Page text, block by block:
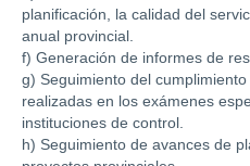
planificación, la calidad del
anual provincial.
f) Generación de informes de
g) Seguimiento del
realizadas en los exámenes
instituciones de control.
h) Seguimiento de avances de